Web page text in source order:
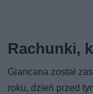
Rachunki,
Giancana został
roku, dzień przed